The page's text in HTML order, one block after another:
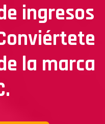
ingresos
la marca